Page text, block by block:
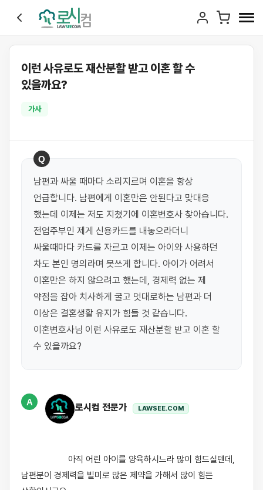
이런 사유로도 재산분할 받고 이혼 할 수
있을까요?
가사
Q
남편과 싸울 때마다 소리지르며 이혼을 항상
언급합니다. 남편에게 이혼만은 안된다고 맞대응
했는데 이제는 저도 지쳤기에 이혼변호사 찾아습니다.
전업주부인 제게 신용카드를 내놓으라더니
싸울때마다 카드를 자르고 이제는 아이와 사용하던
차도 본인 명의라며 못쓰게 합니다. 아이가 어려서
이혼만은 하지 않으려고 했는데, 경제력 없는 제
약점을 잡아 치사하게 굴고 멋대로하는 남편과 더
이상은 결혼생활 유지가 힘들 것 같습니다.
이혼변호사님 이런 사유로도 재산분할 받고 이혼 할
수 있을까요?
A
로시컴 전문가 LAWSEE.COM
남편분이 경제력을 빌미로 많은 제약을 가해서 많이 힘든